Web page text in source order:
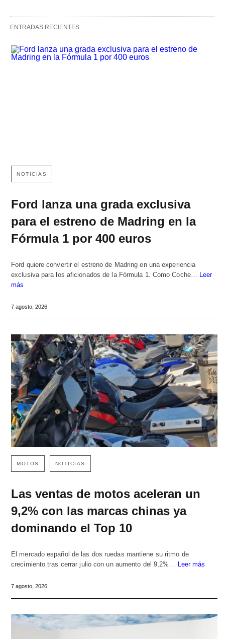
ENTRADAS RECIENTES
NOTICIAS
Ford lanza una grada exclusiva
para el estreno de Madring en la
Fórmula 1 por 400 euros
Ford quiere convertir el estreno de Madring en una experiencia
exclusiva para los aficionados de la Fórmula 1. Como Coche… Leer
más
7 agosto, 2026
MOTOS NOTICIAS
Las ventas de motos aceleran un
9,2% con las marcas chinas ya
dominando el Top 10
El mercado español de las dos ruedas mantiene su ritmo de
crecimiento tras cerrar julio con un aumento del 9,2%… Leer más
7 agosto, 2026